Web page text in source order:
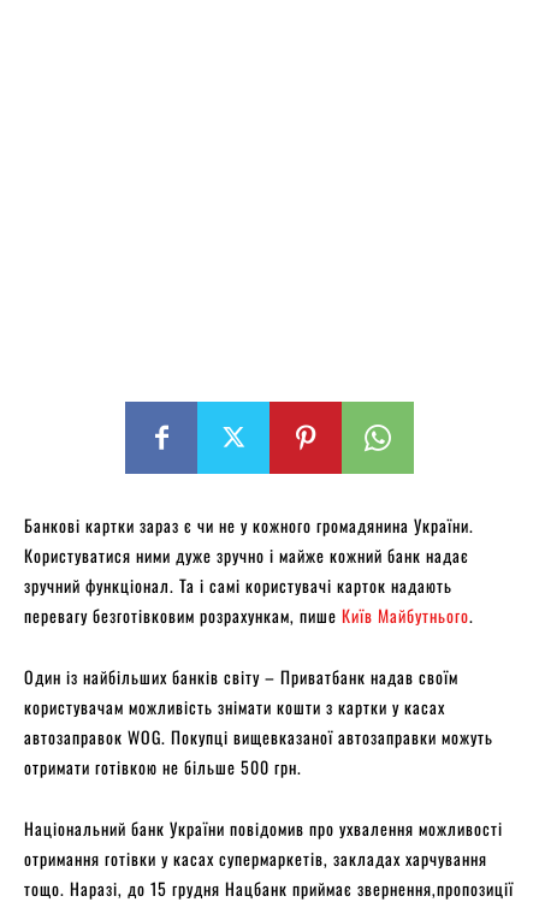
Банкові картки зараз є чи не у кожного громадянина України.
Користуватися ними дуже зручно і майже кожний банк надає
зручний функціонал. Та і самі користувачі карток надають
перевагу безготівковим розрахункам, пише Київ Майбутнього.
Один із найбільших банків світу – Приватбанк надав своїм
користувачам можливість знімати кошти з картки у касах
автозаправок WOG. Покупці вищевказаної автозаправки можуть
отримати готівкою не більше 500 грн.
Національний банк України повідомив про ухвалення можливості
отримання готівки у касах супермаркетів, закладах харчування
тощо. Наразі, до 15 грудня Нацбанк приймає звернення,пропозиції